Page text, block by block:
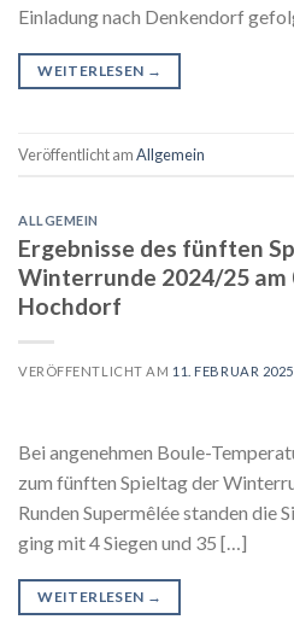
Einladung nach Denkendorf
WEITERLESEN →
Veröffentlicht amAllgemein
ALLGEMEIN
Ergebnisse des fünften
Winterrunde 2024/25 am
Hochdorf
VERÖFFENTLICHT AM 11. FEBRUAR 2025
Bei angenehmen Boule-
zum fünften Spieltag der
Runden Supermêlée standen die
ging mit 4 Siegen und 35 […]
WEITERLESEN →